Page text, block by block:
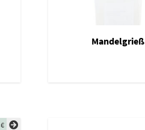
Mandelgrieß
€